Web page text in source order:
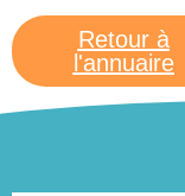
Retour à
l'annuaire